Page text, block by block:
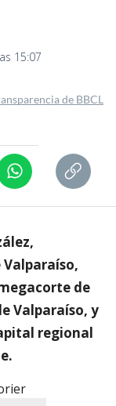
15:07
de BBCL
de
Valparaíso, y
regional